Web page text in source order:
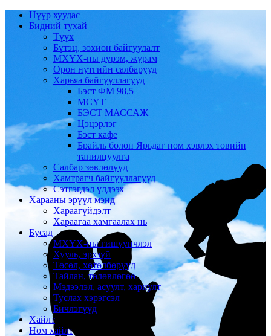
Нүүр хуудас
Бидний тухай
Түүх
Бүтэц, зохион байгуулалт
МХҮХ-ны дүрэм, журам
Орон нутгийн салбарууд
Харьяа байгууллагууд
Бэст ФМ 98,5
МСҮТ
БЭСТ МАССАЖ
Цэцэрлэг
Бэст кафе
Брайль болон Ярьдаг ном хэвлэх төвийн
танилцуулга
Салбар зөвлөлүүд
Хамтрагч байгууллагууд
Сэтгэгдэл үлдээх
Харааны эрүүл мэнд
Хараагүйдэлт
Хараагаа хамгаалах нь
Бусад
МХҮХ-ны гишүүнчлэл
Хууль, эрхзүй
Төсөл, хөтөлбөрүүд
Тайлан, төлөвлөгөө
Мэдээлэл, асуулт, хариулт
Туслах хэрэгсэл
Бичлэгүүд
Хайлт
Ном хайлт